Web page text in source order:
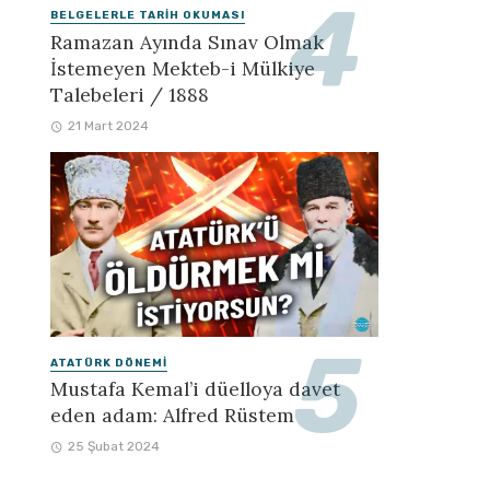
BELGELERLE TARIH OKUMASI
Ramazan Ayında Sınav Olmak
İstemeyen Mekteb-i Mülkiye
Talebeleri / 1888
21 Mart 2024
ATATÜRK DÖNEMI
Mustafa Kemal’i düelloya davet
eden adam: Alfred Rüstem
25 Şubat 2024